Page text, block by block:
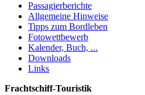
Passagierberichte
Allgemeine Hinweise
Tipps zum Bordleben
Fotowettbewerb
Kalender, Buch, ...
Downloads
Links
Frachtschiff-Touristik